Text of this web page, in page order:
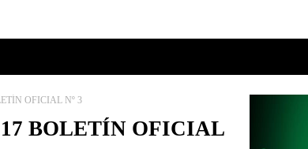
OFICIAL Nº 3
BOLETÍN OFICIAL